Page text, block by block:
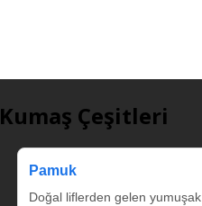
Kumaş Çeşitleri
Pamuk
Doğal liflerden gelen yumuşak